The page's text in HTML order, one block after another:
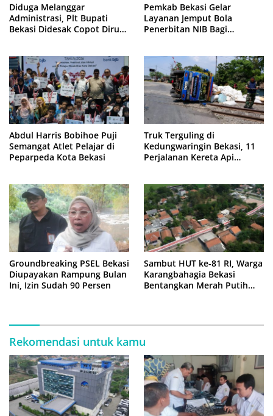
Diduga Melanggar
Administrasi, Plt Bupati
Bekasi Didesak Copot Dirum
Pemkab Bekasi Gelar
Layanan Jemput Bola
Penerbitan NIB Bagi
Abdul Harris Bobihoe Puji
Semangat Atlet Pelajar di
Peparpeda Kota Bekasi
Truk Terguling di
Kedungwaringin Bekasi, 11
Perjalanan Kereta Api
Groundbreaking PSEL Bekasi
Diupayakan Rampung Bulan
Ini, Izin Sudah 90 Persen
Sambut HUT ke-81 RI, Warga
Karangbahagia Bekasi
Bentangkan Merah Putih
Rekomendasi untuk kamu